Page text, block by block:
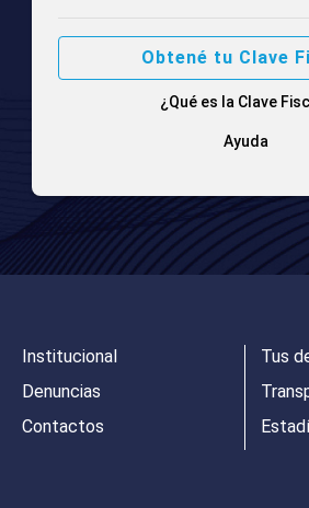
Obtené tu Clave
¿Qué es la Clave
Ayuda
Institucional
Denuncias
Contactos
Tus